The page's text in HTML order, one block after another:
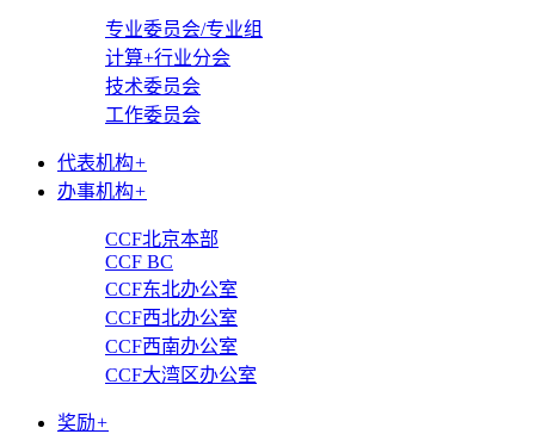
专业委员会/专业组
计算+行业分会
技术委员会
工作委员会
代表机构+
办事机构+
CCF北京本部
CCF BC
CCF东北办公室
CCF西北办公室
CCF西南办公室
CCF大湾区办公室
奖励+